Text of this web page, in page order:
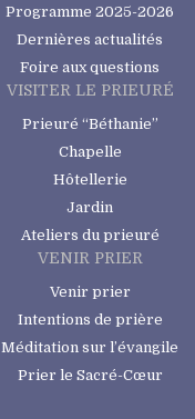
Programme 2025-2026
Dernières actualités
Foire aux questions
VISITER LE PRIEURÉ
Prieuré “Béthanie”
Chapelle
Hôtellerie
Jardin
Ateliers du prieuré
VENIR PRIER
Venir prier
Intentions de prière
Méditation sur l’évangile
Prier le Sacré-Cœur